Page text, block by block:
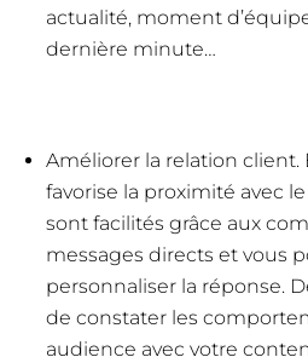
actualité, moment
dernière minute…
Améliorer la relation client.
favorise la proximité avec
sont facilités grâce aux
messages directs et vous
personnaliser la réponse.
de constater les
audience avec votre